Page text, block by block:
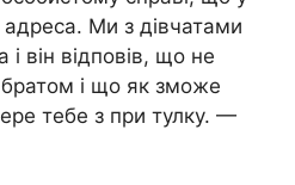
адреса. Ми з дівчатами
він відповів, що не
і що як зможе
тебе з при тулку. —